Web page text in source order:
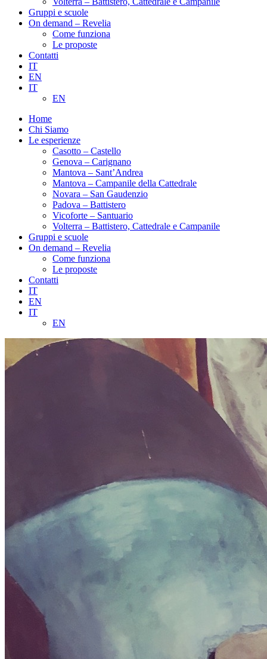
Gruppi e scuole
On demand – Revelia
Come funziona
Le proposte
Contatti
IT
EN
IT
EN
Home
Chi Siamo
Le esperienze
Casotto – Castello
Genova – Carignano
Mantova – Sant’Andrea
Mantova – Campanile della Cattedrale
Novara – San Gaudenzio
Padova – Battistero
Vicoforte – Santuario
Volterra – Battistero, Cattedrale e Campanile
Gruppi e scuole
On demand – Revelia
Come funziona
Le proposte
Contatti
IT
EN
IT
EN